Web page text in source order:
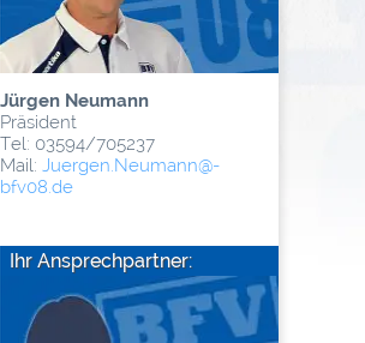
Jürgen Neumann
Präsident
Tel: 03594/705237
Mail: Juergen.Neumann@­
bfv08.de
Ihr Ansprechpartner: